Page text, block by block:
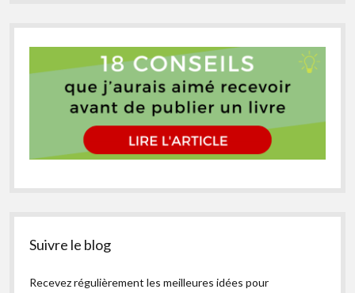
Suivre le blog
Recevez régulièrement les meilleures idées pour